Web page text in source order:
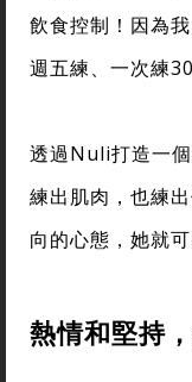
飲食控制！因為
週五練、一次練30
透過Nuli打造一
練出肌肉，也練
向的心態，她就
熱情和堅持